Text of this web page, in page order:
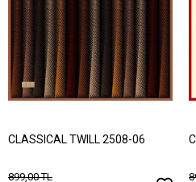
CLASSICAL TWILL 2508-06
899,00 TL